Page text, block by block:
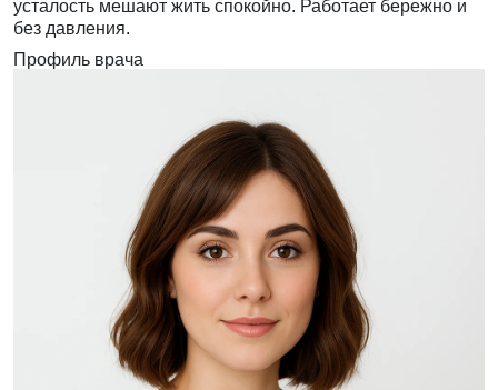
усталость мешают жить спокойно. Работает бережно и
без давления.
Профиль врача